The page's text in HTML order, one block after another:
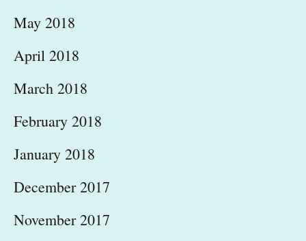
May 2018
April 2018
March 2018
February 2018
January 2018
December 2017
November 2017